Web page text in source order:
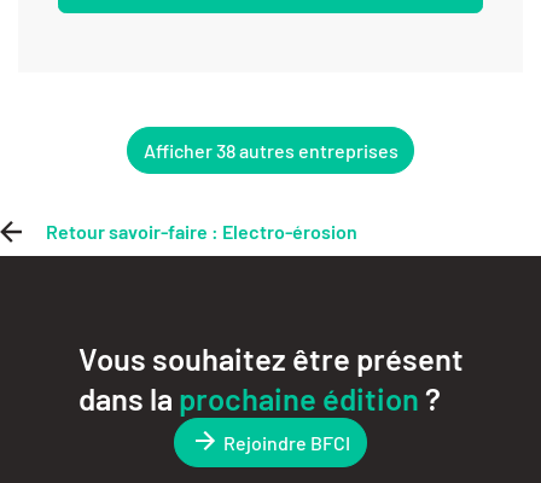
Afficher 38 autres entreprises
Retour savoir-faire : Electro-érosion
Vous souhaitez être présent
dans la prochaine édition?
Rejoindre BFCI